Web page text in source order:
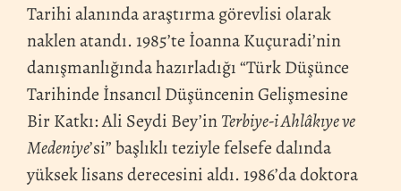
Tarihi alanında araştırma görevlisi olarak
naklen atandı. 1985’te İoanna Kuçuradi’nin
danışmanlığında hazırladığı “Türk Düşünce
Tarihinde İnsancıl Düşüncenin Gelişmesine
Bir Katkı: Ali Seydi Bey’inTerbiye-i Ahlâkıye ve
Medeniye’si” başlıklı teziyle felsefe dalında
yüksek lisans derecesini aldı. 1986’da doktora